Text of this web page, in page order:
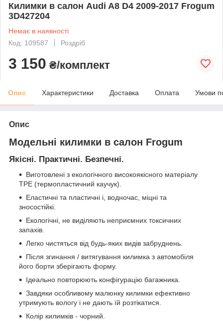
Килимки в салон Audi A8 D4 2009-2017 Frogum
3D427204
Немає в наявності
Код: 109587
Роздріб
3 150 ₴/комплект
Опис Характеристики Доставка Оплата Умови
Опис
Модельні килимки в салон Frogum
Якісні. Практичні. Безпечні.
Виготовлені з екологічного високоякісного матеріалу
TPE (термопластичний каучук).
Еластичні та пластичні і, водночас, міцні та
зносостійкі.
Екологічні, не виділяють неприємних токсичних
запахів.
Легко чистяться від будь-яких видів забруднень.
Після згинання / витягування килимка з автомобіля
його борти зберігають форму.
Ідеально повторюють конфігурацію багажника.
Завдяки особливому малюнку килимки ефективно
утримують вологу і не дають їй розтікатися.
Колір килимків - чорний.